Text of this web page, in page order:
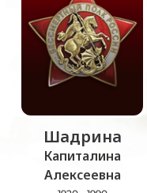
Шадрина
Капиталина
Алексеевна